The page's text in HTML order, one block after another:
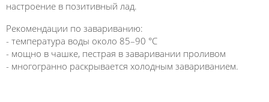
настроение в позитивный лад.
Рекомендации по завариванию:
- температура воды около 85–90 °C
- мощно в чашке, пестрая в заваривании проливом
- многогранно раскрывается холодным завариванием.